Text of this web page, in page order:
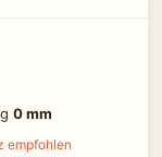
0 mm
empfohlen